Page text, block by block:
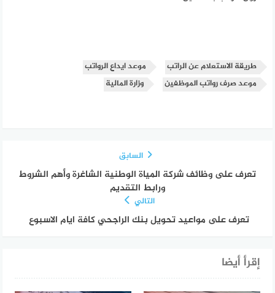
طريقة الاستعلام عن الراتب
موعد ايداع الرواتب
موعد صرف رواتب الموظفين
وزارة المالية
السابق
تعرف على وظائف شركة المياة الوطنية الشاغرة وأهم الشروط
ورابط التقديم
التالي
تعرف على مواعيد تحويل بنك الراجحي كافة ايام الاسبوع
إقرأ أيضا